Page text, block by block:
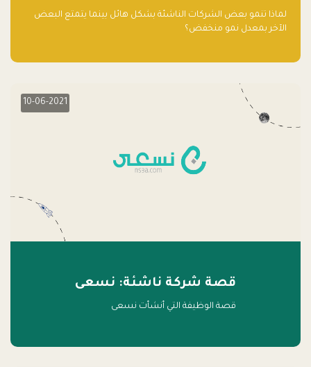
لماذا تنمو بعض الشركات الناشئة بشكل هائل بينما يتمتع البعض
الآخر بمعدل نمو منخفض؟
10-06-2021
قصة شركة ناشئة: نسعى
قصة الوظيفة التي أنشأت نسعى